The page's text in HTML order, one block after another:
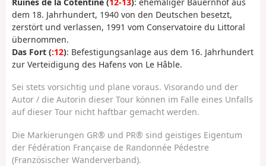
dem 18. Jahrhundert, 1940 von den Deutschen besetzt,
zerstört und verlassen, 1991 vom Conservatoire du Littoral
übernommen.
Das Fort (:12): Befestigungsanlage aus dem 16. Jahrhundert
zur Verteidigung des Hafens von Le Hâble.
Sei stets vorsichtig und plane voraus. Visorando und der
Autor / die Autorin dieser Tour können im Falle eines Unfalls
auf dieser Tour nicht haftbar gemacht werden.
Die Markierungen GR® und PR® sind geistiges Eigentum
der Fédération Française de Randonnée Pédestre
(Französischer Wanderverband).